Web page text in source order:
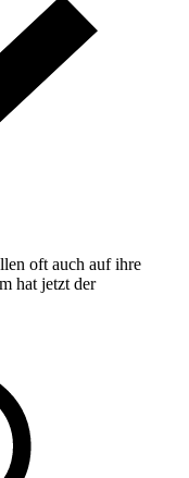
oft auch auf ihre
hat jetzt der